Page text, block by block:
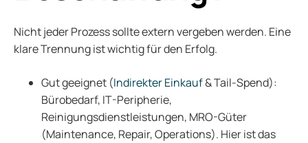
Nicht jeder Prozess sollte extern vergeben werden. Eine
klare Trennung ist wichtig für den Erfolg.
Gut geeignet (Indirekter Einkauf& Tail-Spend):
Bürobedarf, IT-Peripherie,
Reinigungsdienstleistungen, MRO-Güter
(Maintenance, Repair, Operations). Hier ist das